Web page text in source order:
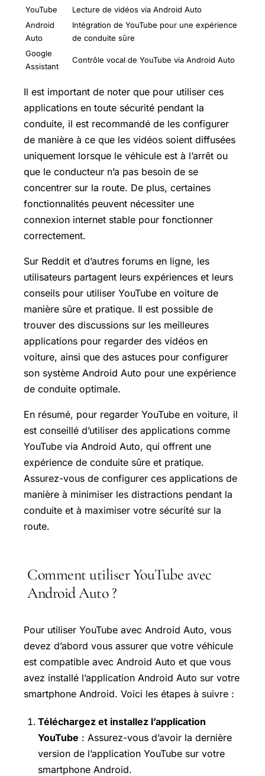
YouTube
Lecture de vidéos via Android Auto
Android
Auto
Intégration de YouTube pour une expérience
de conduite sûre
Google
Assistant
Contrôle vocal de YouTube via Android Auto
Il est important de noter que pour utiliser ces
applications en toute sécurité pendant la
conduite, il est recommandé de les configurer
de manière à ce que les vidéos soient diffusées
uniquement lorsque le véhicule est à l’arrêt ou
que le conducteur n’a pas besoin de se
concentrer sur la route. De plus, certaines
fonctionnalités peuvent nécessiter une
connexion internet stable pour fonctionner
correctement.
Sur Reddit et d’autres forums en ligne, les
utilisateurs partagent leurs expériences et leurs
conseils pour utiliser YouTube en voiture de
manière sûre et pratique. Il est possible de
trouver des discussions sur les meilleures
applications pour regarder des vidéos en
voiture, ainsi que des astuces pour configurer
son système Android Auto pour une expérience
de conduite optimale.
En résumé, pour regarder YouTube en voiture, il
est conseillé d’utiliser des applications comme
YouTube via Android Auto, qui offrent une
expérience de conduite sûre et pratique.
Assurez-vous de configurer ces applications de
manière à minimiser les distractions pendant la
conduite et à maximiser votre sécurité sur la
route.
Comment utiliser YouTube avec
Android Auto ?
Pour utiliser YouTube avec Android Auto, vous
devez d’abord vous assurer que votre véhicule
est compatible avec Android Auto et que vous
avez installé l’application Android Auto sur votre
smartphone Android. Voici les étapes à suivre :
Téléchargez et installez l’application
YouTube : Assurez-vous d’avoir la dernière
version de l’application YouTube sur votre
smartphone Android.